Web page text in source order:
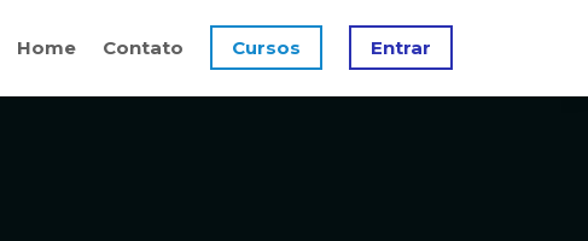
Home Contato Cursos Entrar